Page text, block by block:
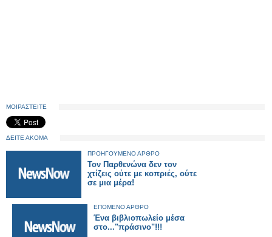
ΜΟΙΡΑΣΤΕΙΤΕ
ΔΕΙΤΕ ΑΚΟΜΑ
ΠΡΟΗΓΟΥΜΕΝΟ ΑΡΘΡΟ
Τον Παρθενώνα δεν τον
χτίζεις ούτε με κοπριές, ούτε
σε μια μέρα!
ΕΠΟΜΕΝΟ ΑΡΘΡΟ
Ένα βιβλιοπωλείο μέσα
στο..."πράσινο"!!!